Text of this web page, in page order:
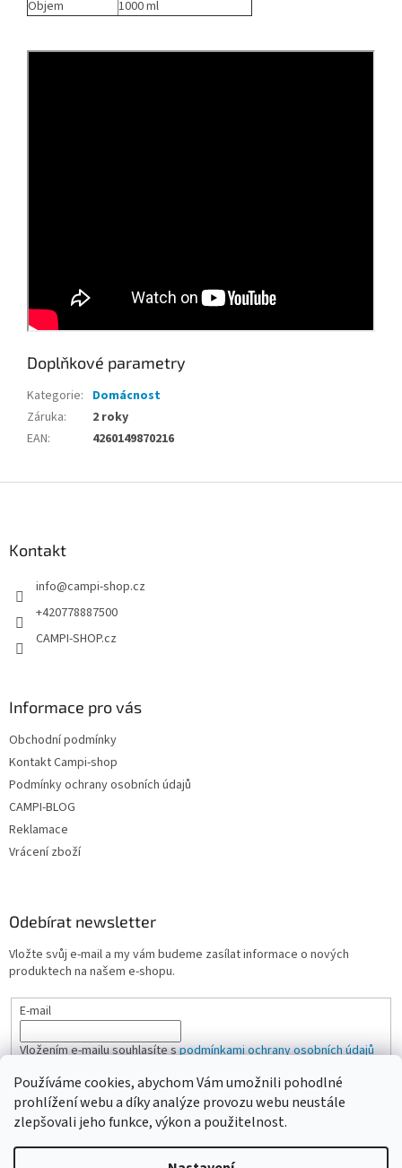
Používáme cookies, abychom Vám umožnili pohodlné
prohlížení webu a díky analýze provozu webu neustále
zlepšovali jeho funkce, výkon a použitelnost.
Objem
1000 ml
Doplňkové parametry
Kategorie: Domácnost
Záruka:
2 roky
EAN: 4260149870216
Kontakt
info@campi-shop.cz
+420778887500
CAMPI-SHOP.cz
Informace pro vás
Obchodní podmínky
Kontakt Campi-shop
Podmínky ochrany osobních údajů
CAMPI-BLOG
Reklamace
Vrácení zboží
Odebírat newsletter
Vložte svůj e-mail a my vám budeme zasílat informace o nových
produktech na našem e-shopu.
E-mail
Vložením e-mailu souhlasíte spodmínkami ochrany osobních údajů
PŘIHLÁSIT SE